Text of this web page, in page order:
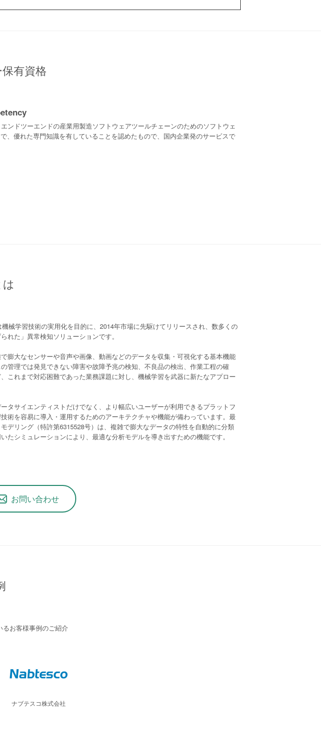
有資格
ンドツーエンドの産業用製造ソフトウェアツールチェーンのためのソフトウェ
、優れた専門知識を有していることを認めたもので、国内企業発のサービスで
機械学習技術の実用化を目的に、2014年市場に先駆けてリリースされ、数多くの
れた」異常検知ソリューションです。
膨大なセンサーや音声や画像、動画などのデータを収集・可視化する基本機能
管理では発見できない障害や故障予兆の検知、不良品の検出、作業工程の確
これまで対応困難であった業務課題に対し、機械学習を武器に新たなアプロー
タサイエンティストだけでなく、より幅広いユーザーが利用できるプラットフ
術を容易に導入・運用するためのアーキテクチャや機能が備わっています。最
デリング（特許第6315528号）は、複雑で膨大なデータの特性を自動的に分類
たシミュレーションにより、最適な分析モデルを導き出すための機能です。
お問い合わせ
お客様事例のご紹介
ナブテスコ株式会社